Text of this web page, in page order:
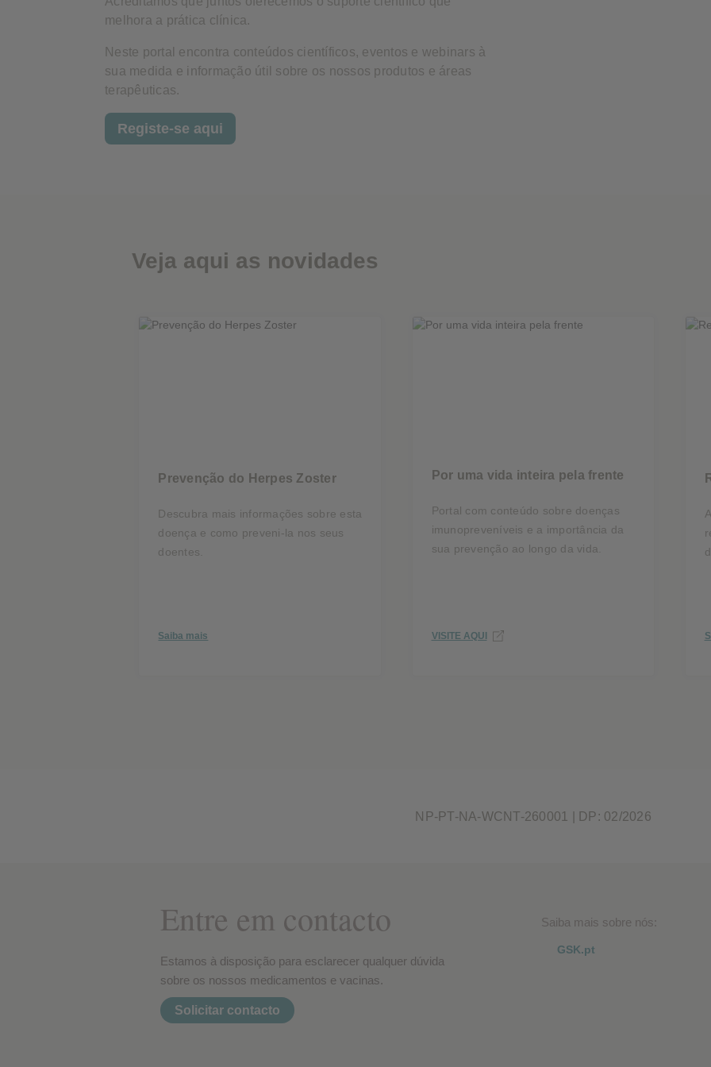
melhora a prática clínica.
Neste portal encontra conteúdos científicos, eventos e webinars à
sua medida e informação útil sobre os nossos produtos e áreas
terapêuticas.
Registe-se aqui
Veja aqui as novidades
Prevenção do Herpes Zoster
Descubra mais informações sobre esta
doença e como preveni-la nos seus
doentes.
Saiba mais
Por uma vida inteira pela frente
Portal com conteúdo sobre doenças
imunopreveníveis e a importância da
sua prevenção ao longo da vida.
VISITE AQUI
NP-PT-NA-WCNT-260001 | DP: 02/2026
Entre em contacto
Estamos à disposição para esclarecer qualquer dúvida
sobre os nossos medicamentos e vacinas.
Solicitar contacto
Saiba mais sobre nós:
GSK.pt
Cookies de Desempenho
Cookies Publicitários